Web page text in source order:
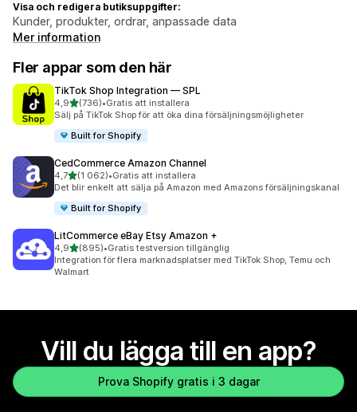
Visa och redigera butiksuppgifter:
Kunder, produkter, ordrar, anpassade data
Mer information
Fler appar som den här
TikTok Shop Integration — SPL
4,9av 5 stjärnor
(736)
736 recensioner totalt
•Gratis att installera
Sälj på TikTok Shop för att öka dina försäljningsmöjligheter
Built for Shopify
CedCommerce Amazon Channel
4,7av 5 stjärnor
(1 062)
1062 recensioner totalt
•Gratis att installera
Det blir enkelt att sälja på Amazon med Amazons försäljningskanal
Built for Shopify
LitCommerce eBay Etsy Amazon +
4,9av 5 stjärnor
(895)
895 recensioner totalt
•Gratis testversion tillgänglig
Integration för flera marknadsplatser med TikTok Shop, Temu och
Walmart
Vill du lägga till en app?
Prova Shopify gratis i 3 dagar